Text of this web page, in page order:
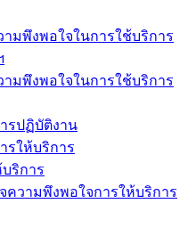
มพึงพอใจในการใช้บริการ
มพึงพอใจในการใช้บริการ
รปฏิบัติงาน
รให้บริการ
ริการ
ความพึงพอใจการให้บริการ